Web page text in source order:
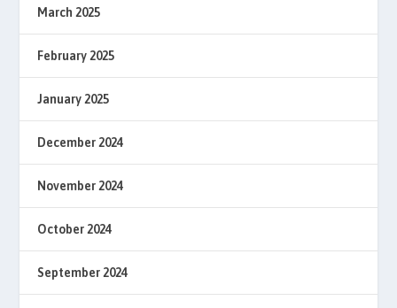
March 2025
February 2025
January 2025
December 2024
November 2024
October 2024
September 2024